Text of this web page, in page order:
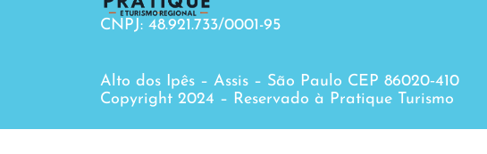
CNPJ: 48.921.733/0001-95
Alto dos Ipês – Assis – São Paulo CEP 86020‐410
Copyright 2024 – Reservado à Pratique Turismo